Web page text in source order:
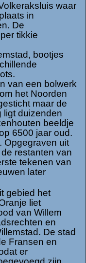
waar
in
De
tikkie
bootjes
van een bolwerk
het Noorden
maar de
ligt duizenden
beeldje
6500 jaar oud.
Opgegraven uit
restanten van
tekenen van
later
gebied het
liet
van Willem
en
De stad
Fransen en
er